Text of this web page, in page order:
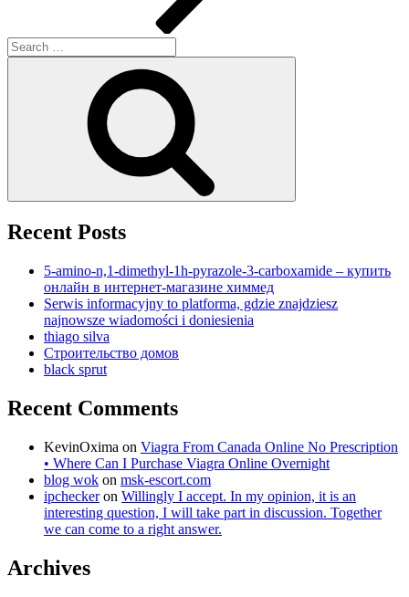
Search
for:
Recent Posts
5-amino-n,1-dimethyl-1h-pyrazole-3-carboxamide – купить
онлайн в интернет-магазине химмед
Serwis informacyjny to platforma, gdzie znajdziesz
najnowsze wiadomości i doniesienia
thiago silva
Строительство домов
black sprut
Recent Comments
KevinOxima on Viagra From Canada Online No Prescription
• Where Can I Purchase Viagra Online Overnight
blog wok on msk-escort.com
ipcheckeron Willingly I accept. In my opinion, it is an
interesting question, I will take part in discussion. Together
we can come to a right answer.
Archives